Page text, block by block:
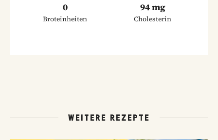
0
Broteinheiten
94 mg
Cholesterin
WEITERE REZEPTE